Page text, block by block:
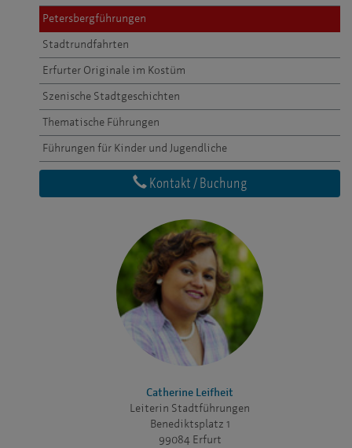
Petersbergführungen
Stadtrundfahrten
Erfurter Originale im Kostüm
Szenische Stadtgeschichten
Thematische Führungen
Führungen für Kinder und Jugendliche
Kontakt / Buchung
Catherine Leifheit
Leiterin Stadtführungen
Benediktsplatz 1
99084 Erfurt